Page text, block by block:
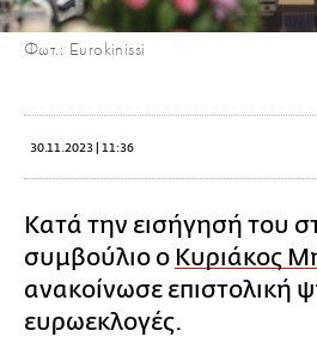
Φωτ.: Eurokinissi
30.11.2023 | 11:36
Κατά την εισήγησή του
συμβούλιο ο Κυριάκος
ανακοίνωσε επιστολική
ευρωεκλογές.